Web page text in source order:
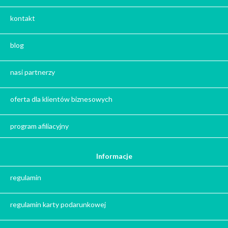
Zima
Herbata - podziękowanie dla gości
Ile gram ma łyżeczka do herbaty?
Prezent na święta
kontakt
blog
nasi partnerzy
oferta dla klientów biznesowych
program afiliacyjny
Informacje
regulamin
regulamin karty podarunkowej